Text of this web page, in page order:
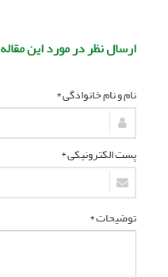
ارسال نظر در مورد این مقاله
نام و نام خانوادگی *
پست الکترونیکی *
توضیحات *